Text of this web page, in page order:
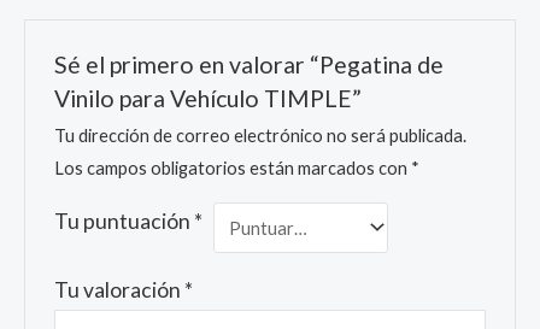
Sé el primero en valorar “Pegatina de
Vinilo para Vehículo TIMPLE”
Tu dirección de correo electrónico no será publicada.
Los campos obligatorios están marcados con *
Tu puntuación *
Tu valoración *